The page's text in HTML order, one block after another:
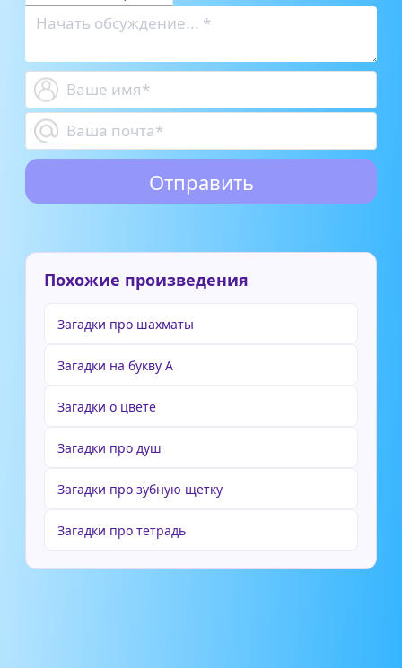
Похожие произведения
Загадки про шахматы
Загадки на букву А
Загадки о цвете
Загадки про душ
Загадки про зубную щетку
Загадки про тетрадь